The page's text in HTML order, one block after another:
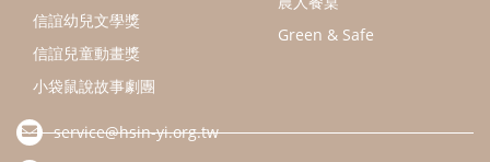
本網站建議使用IE9(含以上)或 Google Chrome 版本瀏覽器
信誼基金會/上誼文化實業股份有限公司 版權所有 ©